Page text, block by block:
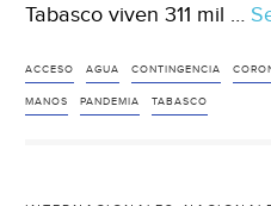
Tabasco viven 311 mil …
ACCESO AGUA CONTINGENCIA
MANOS PANDEMIA TABASCO